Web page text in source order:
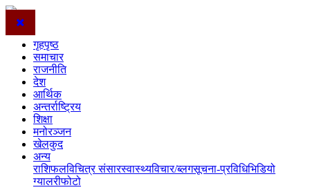
गृहपृष्ठ
समाचार
राजनीति
देश
आर्थिक
अन्तर्राष्ट्रिय
शिक्षा
मनोरञ्जन
खेलकुद
अन्य
राशिफलविचित्र संसारस्वास्थ्यविचार/ब्लगसूचना-प्रविधिभिडियो
ग्यालरीफोटो